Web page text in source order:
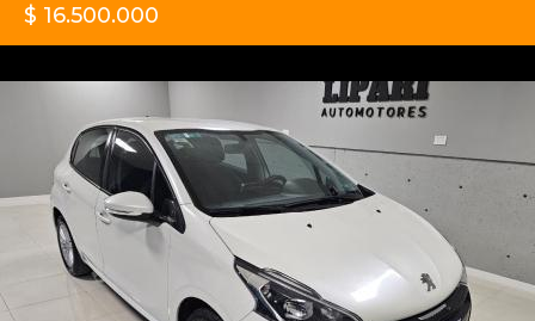
$ 16.500.000